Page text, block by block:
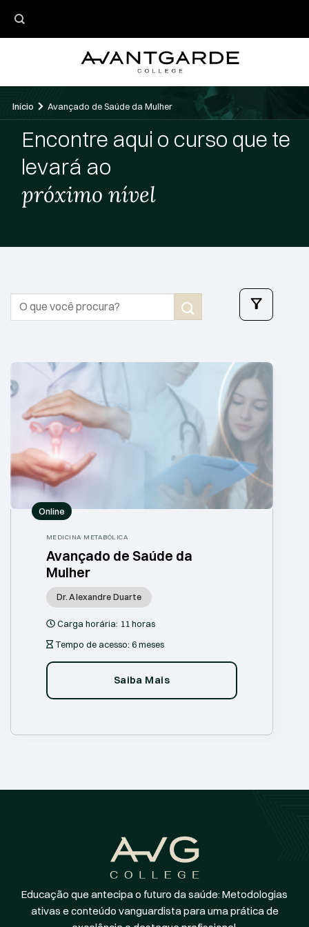
content
Início Avançado de Saúde da Mulher
Encontre aqui o curso que te
levará ao
próximo nível
Pesquisar
Online
MEDICINA METABÓLICA
Avançado de Saúde da
Mulher
Dr. Alexandre Duarte
Carga horária: 11 horas
Tempo de acesso: 6 meses
Saiba Mais
Educação que antecipa o futuro da saúde: Metodologias
ativas e conteúdo vanguardista para uma prática de